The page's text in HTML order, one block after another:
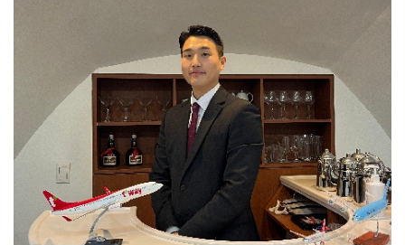
조건이 석사과정이면 그에게 맞는 대학원 진학 준비를
해야 하기 때문입니다.저는 하고자 하는 일이 석사과정이
필요했기 때문에 진학하였고 덕분에 지금 원하던 일을 할
수 있게 되었습니다. 저는 대학교 시절을 생각해 보면
행복했던 기억만 남아 있습니다, 물론 학부 생활할 때는
사람 때문에 힘들었던 일도 많았고, 학업 스트레스나
진로로 관련하여 고민도 많았지만 지나서 생각해 보니
그러한 걱정들과 고민이 추억이 되고 웃으며 이야기할 수
있게 된 거 같습니다.그래서 저는 만약 대학교 때로
돌아간다면 무엇을 하더라도 정말 최선을 다해서 대학
현재는 심장예방재활센터에서 근무하며, 심혈관 질환을
가진 환자를 대상으로 심장 재활을 진행하고 있습니다.
환자분들이 건강관리의 중요성을 깨닫고, 맞춤형 운동을
꾸준히 수행하는 모습을 보면 물리치료사로서 보람을
느끼고 있습니다. 그리고 의료 분야는 끊임없이 발전하고
있기에, 저 또한 앞으로 배우고 공부해야 할 것들이 더 많이
남아있다고 생각합니다.이를 통해 최종적인 목표를 정의해
본다면, 환자의 신체뿐만 아니라 마음까지 치료하는
물리치료사 라고 할 수 있을 것 같습니다. 검사나 치료 시작
전 차트를 자세히 살펴보고, 환자를 꼼꼼하게